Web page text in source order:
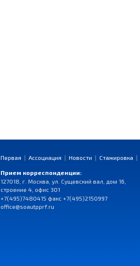
Первая | Ассоциация | Новости | Стажировка |
Прием корреспонденции:
127018, г. Москва, ул. Сущевский вал, дом 16,
строение 4, офис 301
+7(495)7480415 факс +7(495)2150997
office@soautpprf.ru